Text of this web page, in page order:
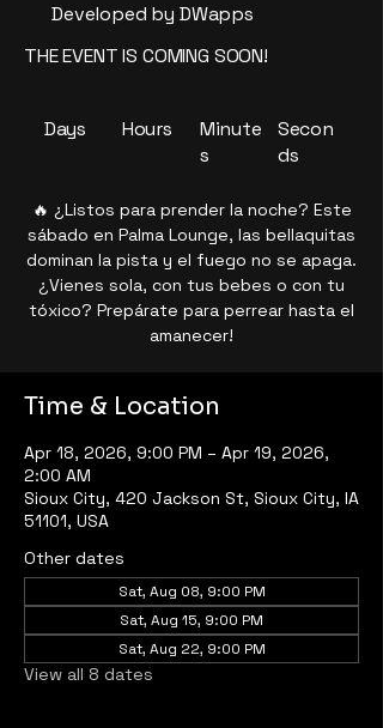
Secon
ds
Minute
s
Hours
Days
THE EVENT IS COMING SOON!
Developed by DWapps
🔥 ¿Listos para prender la noche? Este
sábado en Palma Lounge, las bellaquitas
dominan la pista y el fuego no se apaga.
¿Vienes sola, con tus bebes o con tu
tóxico? Prepárate para perrear hasta el
amanecer!
Time & Location
Apr 18, 2026, 9:00 PM – Apr 19, 2026,
2:00 AM
Sioux City, 420 Jackson St, Sioux City, IA
51101, USA
Other dates
Sat, Aug 08, 9:00 PM
Sat, Aug 15, 9:00 PM
Sat, Aug 22, 9:00 PM
View all 8 dates